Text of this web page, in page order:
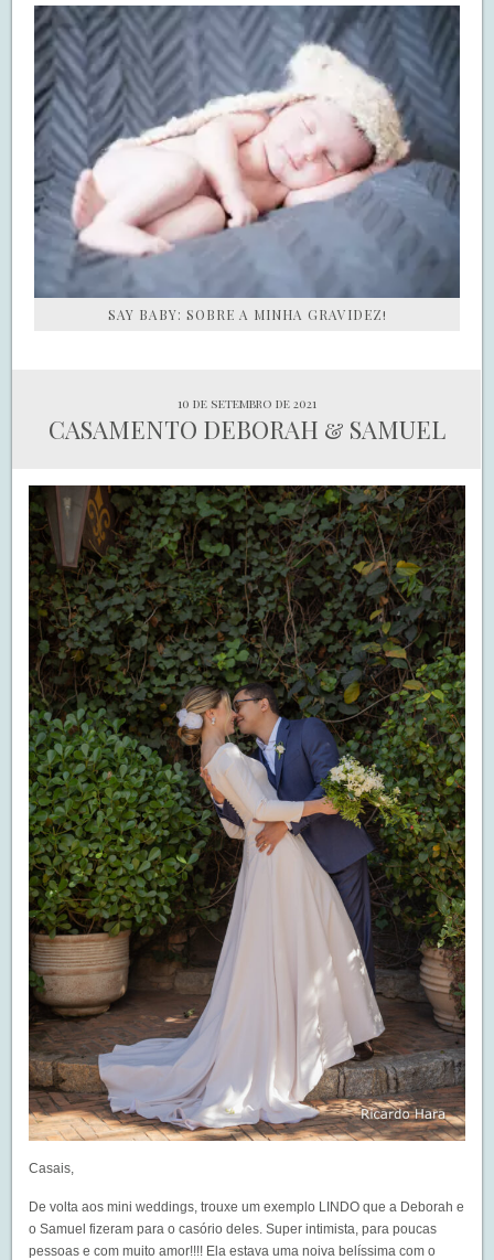
SAY BABY: SOBRE A MINHA GRAVIDEZ!
10 de setembro de 2021
CASAMENTO DEBORAH & SAMUEL
Casais,
De volta aos mini weddings, trouxe um exemplo LINDO que a Deborah e
o Samuel fizeram para o casório deles. Super intimista, para poucas
pessoas e com muito amor!!!! Ela estava uma noiva belíssima com o